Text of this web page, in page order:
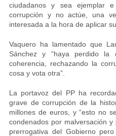
ciudadanos y sea ejemplar
corrupción y no actúe, una
interesada a la hora de aplicar
Vaquero ha lamentado que
Sánchez y “haya perdido la
coherencia, rechazando la
cosa y vota otra”.
La portavoz del PP ha
grave de corrupción de la
millones de euros, y “esto no
condenados por malversación
prerrogativa del Gobierno